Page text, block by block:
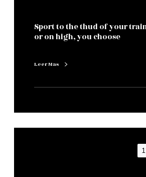
Sport to the thud of your
or on high, you choose
Leer Mas